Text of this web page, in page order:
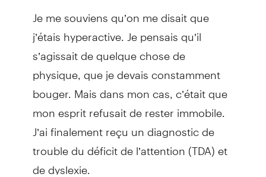
Je me souviens qu’on me disait que
j’étais hyperactive. Je pensais qu’il
s’agissait de quelque chose de
physique, que je devais constamment
bouger. Mais dans mon cas, c’était que
mon esprit refusait de rester immobile.
J’ai finalement reçu un diagnostic de
trouble du déficit de l’attention (TDA) et
de dyslexie.